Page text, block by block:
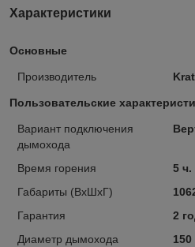
Характеристики
Основные
Производитель
Пользовательские
Вариант подключения
дымохода
Время горения
5 ч.
Габариты (ВхШхГ)
Гарантия
2
Диаметр дымохода